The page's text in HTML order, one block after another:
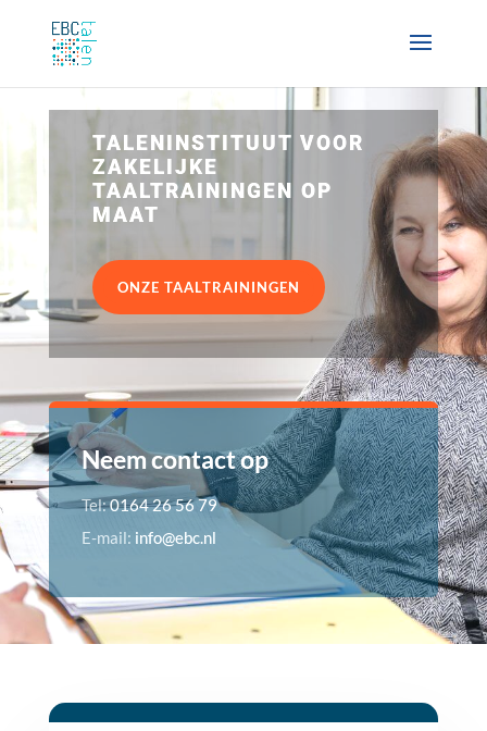
TALENINSTITUUT VOOR
ZAKELIJKE
TAALTRAININGEN OP
MAAT
ONZE TAALTRAININGEN
Neem contact op
Tel:0164 26 56 79
E-mail: info@ebc.nl